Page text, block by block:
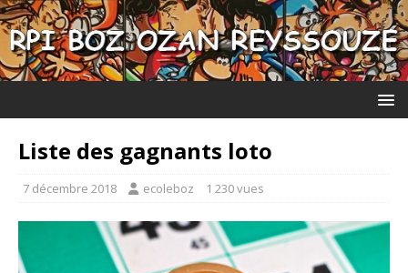
Liste des gagnants loto
7 décembre 2018 ecoleboz 1 230 vues